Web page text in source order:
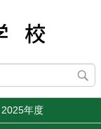
2025年度